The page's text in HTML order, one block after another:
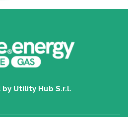
Utility Hub S.r.l.